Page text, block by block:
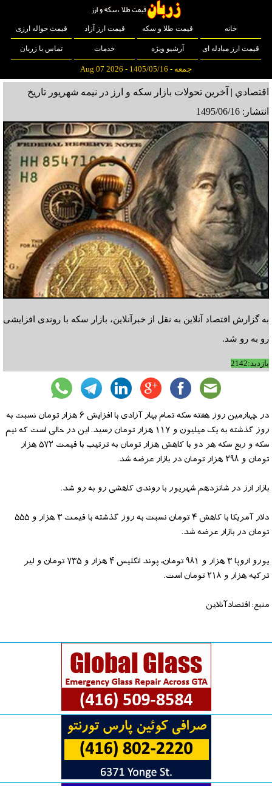
خانه قیمت طلا و سکه قیمت ارز آزاد قیمت حواله ارزی
قیمت ارز مبادله ای آرشیو ویژه خدمات تماس با زربان
جمعه - 1405/05/16 - Aug 07 2026
اقتصادي | آخرین تحولات بازار سکه و ارز در نیمه شهریور تاریخ
انتشار: 1495/06/16
به گزارش اقتصاد آنلاین به نقل از خبرآنلاین، بازار سکه با روندی افزایشی
رو به رو شد.
بازدید:2142
در چهارمین روز هفته سکه تمام بهار آزادی با افزایش ۶ هزار تومان نسبت به
روز گذشته به یک میلیون و ۱۱۷ هزار تومان رسید. این در حالی است که نیم
سکه و ربع سکه هر دو با کاهش هزار تومان به ترتیب با قیمت ۵۷۲ هزار
تومان و ۲۹۸ هزار تومان در بازار عرضه شد.
بازار ارز در شانزدهم شهریور با روندی کاهشی رو به رو شد.
دلار آمریکا با کاهش ۴ تومان نسبت به روز گذشته با قیمت ۳ هزار و ۵۵۵
تومان در بازار عرضه شد.
یورو اروپا ۳ هزار و ۹۸۱ تومان، پوند انگلیس ۴ هزار و ۷۳۵ تومان و لیر
ترکیه هزار و ۲۱۸ تومان است.
منبع: اقتصادآنلاین